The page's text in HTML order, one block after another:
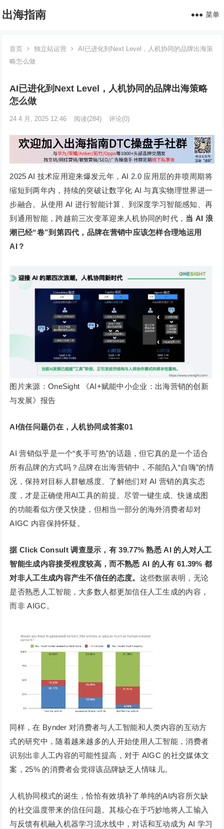
出海指南 菜单
首页 独立站运营
AI已进化到Next Level，人机协同的品牌出海策
略怎么做
AI已进化到Next Level，人机协同的品牌出海策略
怎么做
24 4 月, 2025 12:46 阅读(284) 评论(0)
2025 AI 技术应用迎来爆发元年，AI 2.0 应用层的井喷周期将
缩短到两年内，持续的突破让数字化 AI 与真实物理世界进一
步融合。从使用 AI 进行智能计算、到深度学习智能感知、再
到通用智能，跨越前三次变革迎来人机协同的时代， 当 AI 浪
潮已经“卷”到第四代，品牌在营销中应该怎样合理地运用
AI？
图片来源：OneSight 《AI+赋能中小企业：出海营销的创新
与发展》报告
AI信任问题仍在，人机协同成答案01
AI 营销似乎是一个“炙手可热”的话题，但它真的是一个适合
所有品牌的方式吗？品牌在出海营销中，不能陷入“自嗨”的情
况，保持对目标人群敏感度、了解他们对 AI 营销的真实态
度，才是正确使用AI工具的前提。尽管一键生成、快速成图
的功能看似方便又快捷，但相当一部分的海外消费者却对
AIGC 内容保持怀疑。
据 Click Consult 调查显示，有 39.77% 熟悉 AI 的人对人工
智能生成内容接受程度较高，而不熟悉 AI 的人有 61.39% 都
对非人工生成内容产生不信任的态度。 这些数据表明，无论
是否熟悉人工智能，大多数人都更加信任人工生成的内容，
而非 AIGC。
同样，在 Bynder 对消费者与人工智能和人类内容的互动方
式的研究中，随着越来越多的人开始使用人工智能，消费者
识别出非人工内容的可能性提高，对于 AIGC 的社交媒体文
案，25% 的消费者会觉得该品牌缺乏人情味儿。
人机协同模式的诞生，恰恰有效填补了单纯的AI内容所欠缺
的社交温度带来的信任问题。其核心在于巧妙地将人工输入
与反馈有机融入机器学习流水线中，对话和互动成为 AI 学习